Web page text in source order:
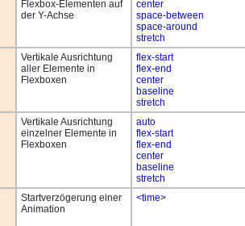
Flexbox-Elementen auf
der Y-Achse
center
space-between
space-around
stretch
Vertikale Ausrichtung
aller Elemente in
Flexboxen
flex-start
flex-end
center
baseline
stretch
Vertikale Ausrichtung
einzelner Elemente in
Flexboxen
auto
flex-start
flex-end
center
baseline
stretch
Startverzögerung einer
Animation
<time>